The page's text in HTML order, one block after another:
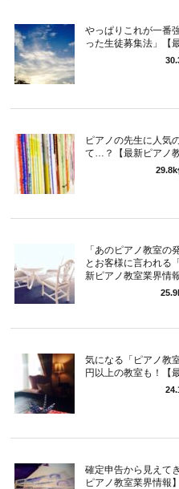
やっぱりこれが一番
った生徒募集法」【
ピアノの先生に人気
て…？【最新ピアノ
29.8k
「あのピアノ教室の
とお客様に言われる
新ピアノ教室業界情報
気になる「ピアノ教
円以上の教室も！【
確定申告から見えて
ピアノ教室業界情報】